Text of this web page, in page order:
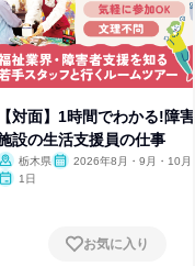
【対面】1時間でわかる!障
設の生活支援員の仕事
栃木県
2026年8月・9月・10月
1日
お気に入り